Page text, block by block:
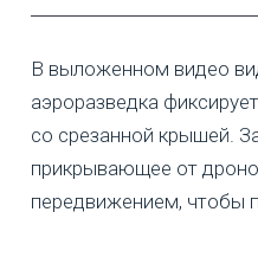
В выложенном видео
аэроразведка
со срезанной крышей.
прикрывающее от
передвижением, чтобы